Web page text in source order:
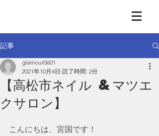
記事
【高松市ネイル &マツエ
クサロン】
glamour0601
2021年10月4日 読了時間: 2分
こんにちは、宮国です！